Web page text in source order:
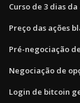
Curso de 3 dias
Preço das ações
Pré-negociação
Negociação de
Login de bitcoin